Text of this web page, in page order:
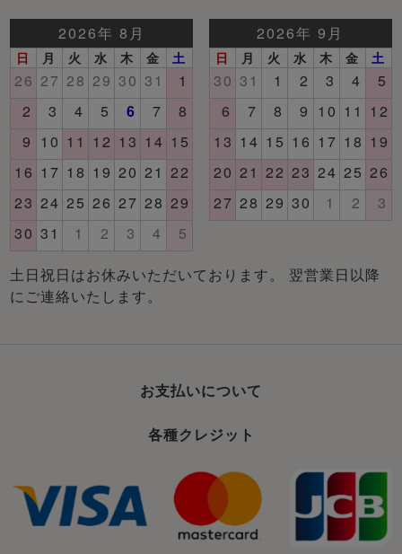
土日祝日はお休みいただいております。 翌営業日以降
にご連絡いたします。
お支払いについて
各種クレジット